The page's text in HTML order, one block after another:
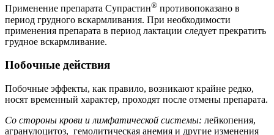
Применение препарата Супрастин® противопоказано в
период грудного вскармливания. При необходимости
применения препарата в период лактации следует прекратить
грудное вскармливание.
Побочные действия
Побочные эффекты, как правило, возникают крайне редко,
носят временный характер, проходят после отмены препарата.
Со стороны крови и лимфатической системы: лейкопения,
агранулоцитоз, гемолитическая анемия и другие изменения